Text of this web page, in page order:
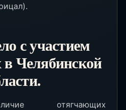
с участием
Челябинской
отягчающих